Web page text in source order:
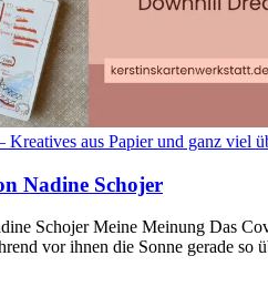
Kreatives aus Papier und ganz viel
Nadine Schojer
Schojer Meine Meinung Das
vor ihnen die Sonne gerade so